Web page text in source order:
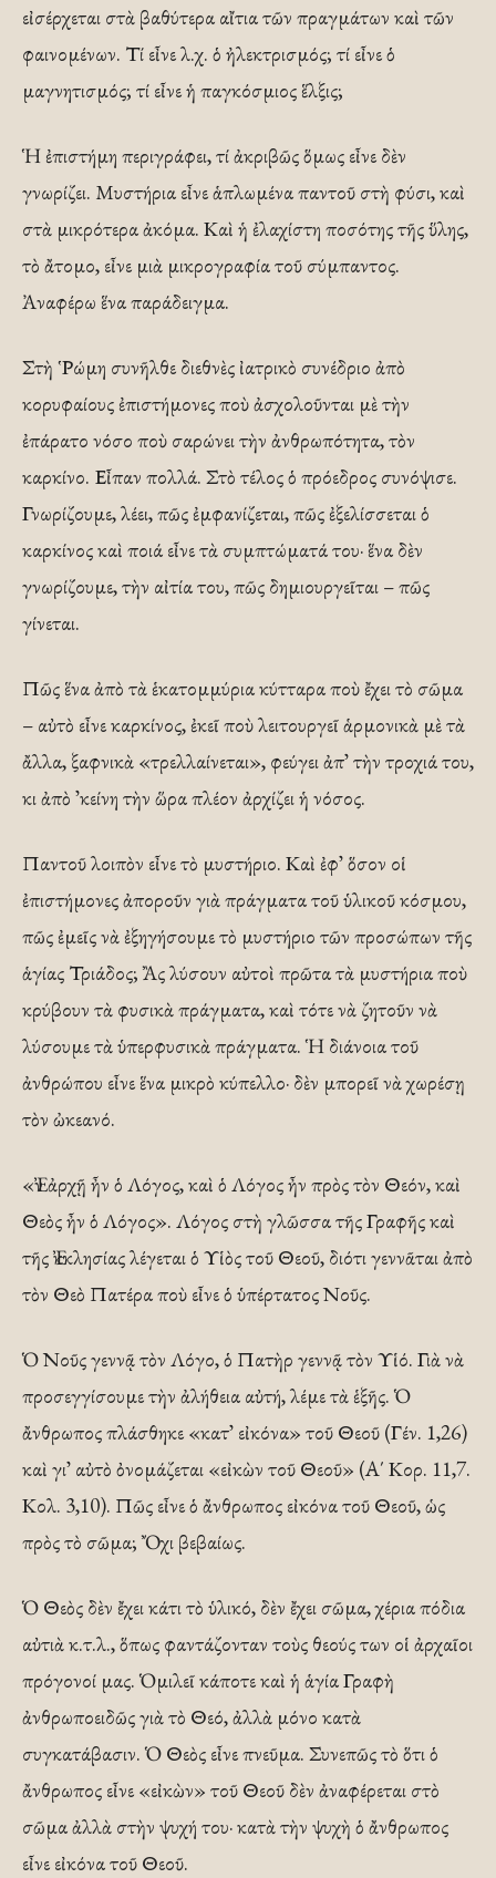
εἰσέρχεται στὰ βαθύτερα αἴτια τῶν πραγμάτων καὶ τῶν
φαινομένων. Τί εἶνε λ.χ. ὁ ἠλεκτρισμός; τί εἶνε ὁ
μαγνητισμός; τί εἶνε ἡ παγκόσμιος ἕλξις;
Ἡ ἐπιστήμη περιγράφει, τί ἀκριβῶς ὅμως εἶνε δὲν
γνωρίζει. Μυστήρια εἶνε ἁπλωμένα παντοῦ στὴ φύσι, καὶ
στὰ μικρότερα ἀκόμα. Καὶ ἡ ἐλαχίστη ποσότης τῆς ὕλης,
τὸ ἄτομο, εἶνε μιὰ μικρογραφία τοῦ σύμπαντος.
Ἀναφέρω ἕνα παράδειγμα.
Στὴ ῾Ρώμη συνῆλθε διεθνὲς ἰατρικὸ συνέδριο ἀπὸ
κορυφαίους ἐπιστήμονες ποὺ ἀσχολοῦνται μὲ τὴν
ἐπάρατο νόσο ποὺ σαρώνει τὴν ἀνθρωπότητα, τὸν
καρκίνο. Εἶπαν πολλά. Στὸ τέλος ὁ πρόεδρος συνόψισε.
Γνωρίζουμε, λέει, πῶς ἐμφανίζεται, πῶς ἐξελίσσεται ὁ
καρκίνος καὶ ποιά εἶνε τὰ συμπτώματά του· ἕνα δὲν
γνωρίζουμε, τὴν αἰτία του, πῶς δημιουργεῖται – πῶς
γίνεται.
Πῶς ἕνα ἀπὸ τὰ ἑκατομμύρια κύτταρα ποὺ ἔχει τὸ σῶμα
– αὐτὸ εἶνε καρκίνος, ἐκεῖ ποὺ λειτουργεῖ ἁρμονικὰ μὲ τὰ
ἄλλα, ξαφνικὰ «τρελλαίνεται», φεύγει ἀπ᾽ τὴν τροχιά του,
κι ἀπὸ ᾽κείνη τὴν ὥρα πλέον ἀρχίζει ἡ νόσος.
Παντοῦ λοιπὸν εἶνε τὸ μυστήριο. Καὶ ἐφ᾽ ὅσον οἱ
ἐπιστήμονες ἀποροῦν γιὰ πράγματα τοῦ ὑλικοῦ κόσμου,
πῶς ἐμεῖς νὰ ἐξηγήσουμε τὸ μυστήριο τῶν προσώπων τῆς
ἁγίας Τριάδος; Ἂς λύσουν αὐτοὶ πρῶτα τὰ μυστήρια ποὺ
κρύβουν τὰ φυσικὰ πράγματα, καὶ τότε νὰ ζητοῦν νὰ
λύσουμε τὰ ὑπερφυσικὰ πράγματα. Ἡ διάνοια τοῦ
ἀνθρώπου εἶνε ἕνα μικρὸ κύπελλο· δὲν μπορεῖ νὰ χωρέσῃ
τὸν ὠκεανό.
«Ἐν ἀρχῇ ἦν ὁ Λόγος, καὶ ὁ Λόγος ἦν πρὸς τὸν Θεόν, καὶ
Θεὸς ἦν ὁ Λόγος». Λόγος στὴ γλῶσσα τῆς Γραφῆς καὶ
τῆς Ἐκκλησίας λέγεται ὁ Υἱὸς τοῦ Θεοῦ, διότι γεννᾶται ἀπὸ
τὸν Θεὸ Πατέρα ποὺ εἶνε ὁ ὑπέρτατος Νοῦς.
Ὁ Νοῦς γεννᾷ τὸν Λόγο, ὁ Πατὴρ γεννᾷ τὸν Υἱό. Γιὰ νὰ
προσεγγίσουμε τὴν ἀλήθεια αὐτή, λέμε τὰ ἑξῆς. Ὁ
ἄνθρωπος πλάσθηκε «κατ᾽ εἰκόνα» τοῦ Θεοῦ (Γέν. 1,26)
καὶ γι᾽ αὐτὸ ὀνομάζεται «εἰκὼν τοῦ Θεοῦ» (Α΄ Κορ. 11,7.
Κολ. 3,10). Πῶς εἶνε ὁ ἄνθρωπος εἰκόνα τοῦ Θεοῦ, ὡς
πρὸς τὸ σῶμα; Ὄχι βεβαίως.
Ὁ Θεὸς δὲν ἔχει κάτι τὸ ὑλικό, δὲν ἔχει σῶμα, χέρια πόδια
αὐτιὰ κ.τ.λ., ὅπως φαντάζονταν τοὺς θεούς των οἱ ἀρχαῖοι
πρόγονοί μας. Ὁμιλεῖ κάποτε καὶ ἡ ἁγία Γραφὴ
ἀνθρωποειδῶς γιὰ τὸ Θεό, ἀλλὰ μόνο κατὰ
συγκατάβασιν. Ὁ Θεὸς εἶνε πνεῦμα. Συνεπῶς τὸ ὅτι ὁ
ἄνθρωπος εἶνε «εἰκὼν» τοῦ Θεοῦ δὲν ἀναφέρεται στὸ
σῶμα ἀλλὰ στὴν ψυχή του· κατὰ τὴν ψυχὴ ὁ ἄνθρωπος
εἶνε εἰκόνα τοῦ Θεοῦ.